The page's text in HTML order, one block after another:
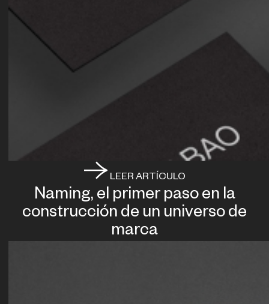
LEER ARTÍCULO
Naming, el primer paso en la
construcción de un universo de
marca